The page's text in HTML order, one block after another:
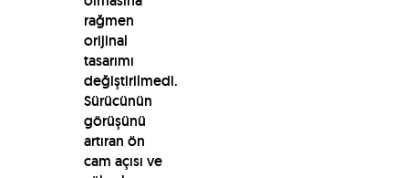
rağmen
orijinal
tasarımı
değiştirilmedi.
Sürücünün
görüşünü
artıran ön
cam açısı ve